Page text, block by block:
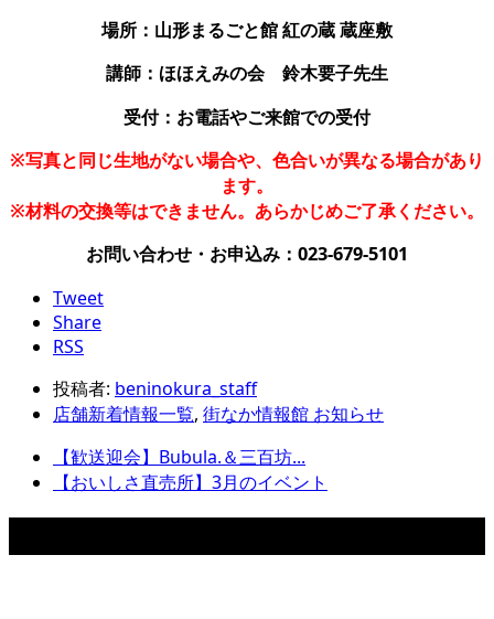
場所：山形まるごと館 紅の蔵 蔵座敷
講師：ほほえみの会 鈴木要子先生
受付：お電話やご来館での受付
※写真と同じ生地がない場合や、色合いが異なる場合があり
ます。
※材料の交換等はできません。あらかじめご了承ください。
お問い合わせ・お申込み：023-679-5101
Tweet
Share
RSS
投稿者: beninokura_staff
店舗新着情報一覧, 街なか情報館 お知らせ
【歓送迎会】Bubula.＆三百坊...
【おいしさ直売所】3月のイベント